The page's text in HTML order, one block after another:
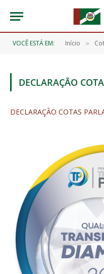
VOCÊ ESTÁ EM: Início »
DECLARAÇÃO
DECLARAÇÃO COTAS